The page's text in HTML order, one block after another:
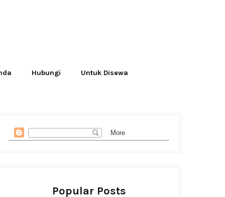
Hubungi Untuk Disewa
Popular Posts